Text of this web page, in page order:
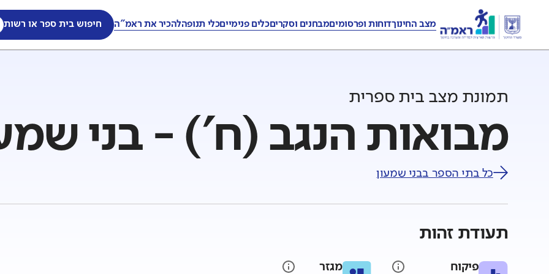
מצב החינוךדוחות ופרסומיםמבחנים וסקריםכלים פנימייםכלי תנופהלהכיר את ראמ"ה חיפוש בית ספר או רשות
תמונת מצב בית ספרית
מבואות הנגב (ח') - בני
כל בתי הספר בבני שמעון
תעודת זהות
פיקוח מגזר